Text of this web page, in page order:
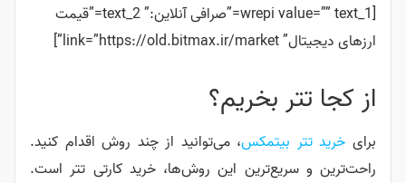
[wrepi value=”” text_1=”صرافی آنلاین:” text_2=”قیمت
ارزهای دیجیتال” link=”https://old.bitmax.ir/market”]
از کجا تتر بخریم؟
برای خرید تتر بیتمکس، می‌توانید از چند روش اقدام کنید.
راحت‌ترین و سریع‌ترین این روش‌ها، خرید کارتی تتر است.